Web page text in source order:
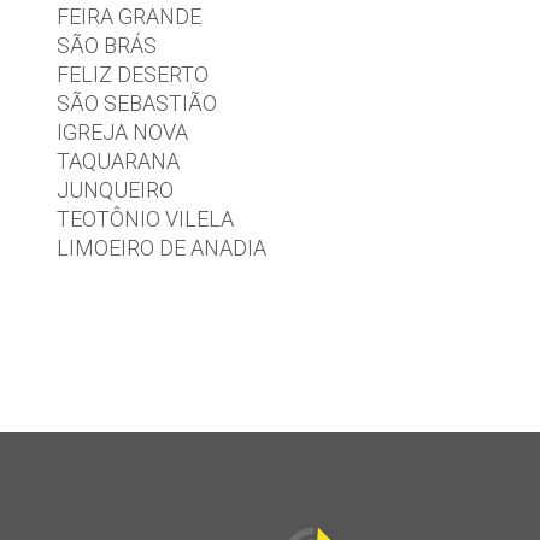
FEIRA GRANDE
SÃO BRÁS
FELIZ DESERTO
SÃO SEBASTIÃO
IGREJA NOVA
TAQUARANA
JUNQUEIRO
TEOTÔNIO VILELA
LIMOEIRO DE ANADIA